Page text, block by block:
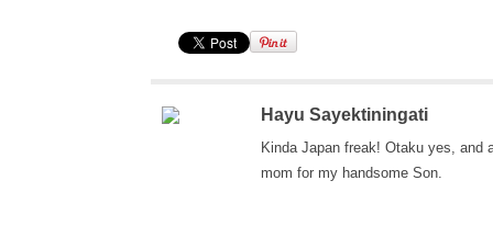
Hayu Sayektiningati
Kinda Japan freak! Otaku yes, and
mom for my handsome Son.